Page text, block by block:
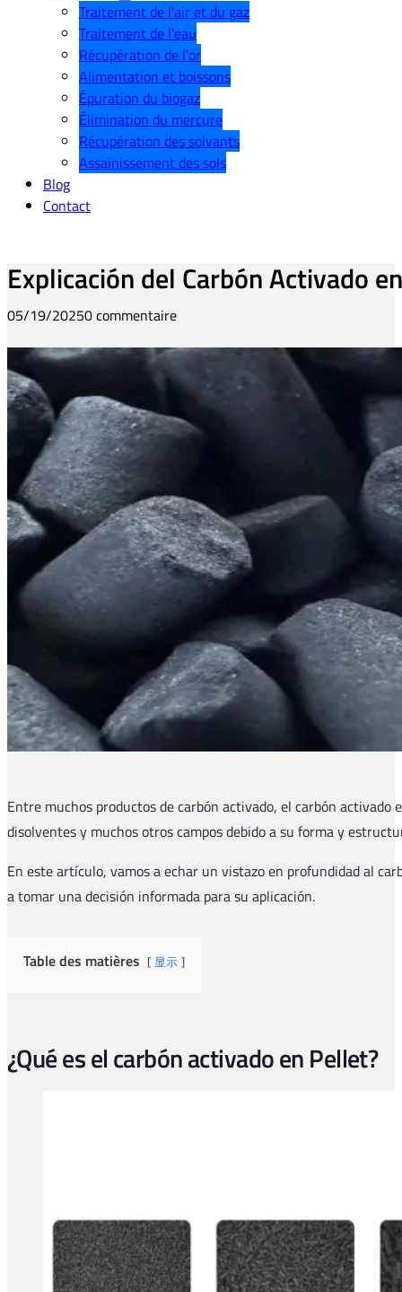
Traitement de l'air et du gaz
Traitement de l'eau
Récupération de l'or
Alimentation et boissons
Épuration du biogaz
Élimination du mercure
Récupération des solvants
Assainissement des sols
Blog
Contact
Explicación del Carbón Activado
05/19/20250 commentaire
Entre muchos productos de carbón activado, el carbón
disolventes y muchos otros campos debido a su forma y
En este artículo, vamos a echar un vistazo en profundidad al
a tomar una decisión informada para su aplicación.
Table des matières 显示
¿Qué es el carbón activado en Pellet?